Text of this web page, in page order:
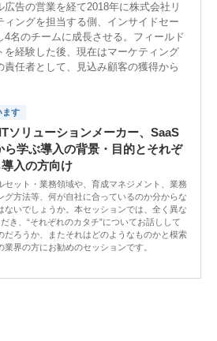
告の営業を経て2018年に株式会社リ
ィングを担当する側、インサイドセー
4名のチームに成長させる。フィールド
を経験した後、現在はマーケティング
責任者として、見込み顧客の獲得から
ます
ソリューションメーカー、SaaS
ら学ぶ導入の背景・目的とそれぞ
入の方向け
セット・業務領域や、育成マネジメント、業務
グ方法等、何が自社に合っているのか分からな
ないでしょうか。本セッションでは、全く異な
き、“それぞれのカタチ”についてお話しして
だろうか、またそれはどのようなものかと模索
界の方にお勧めのセッションです。